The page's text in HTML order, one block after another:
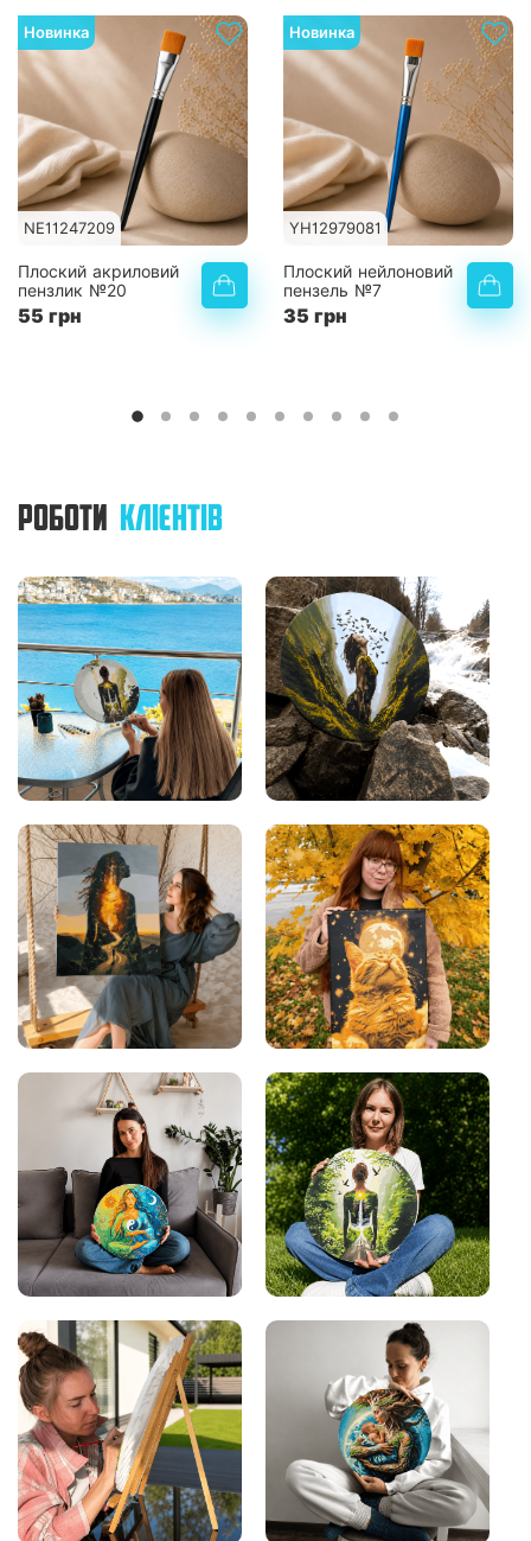
Новинка
NE11247209
Плоский акриловий
пензлик №20
55 грн
Новинка
YH12979081
Плоский нейлоновий
пензель №7
35 грн
РОБОТИ КЛІЄНТІВ